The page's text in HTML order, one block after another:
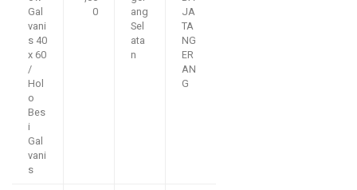
Gal
vani
s 40
x 60
/
Hol
o
Bes
i
Gal
vani
s
0
ang
Sel
ata
n
JA
TA
NG
ER
AN
G